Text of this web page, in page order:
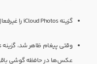
گزینه iCloud Photos را غیرفعال کنید.
عکس‌ها در حافظه گوشی